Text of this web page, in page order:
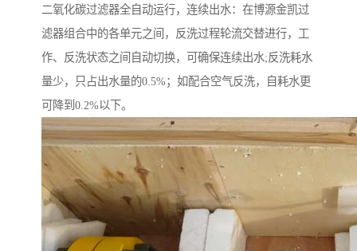
二氧化碳过滤器全自动运行，连续出水：在博源金凯过
滤器组合中的各单元之间，反洗过程轮流交替进行，工
作、反洗状态之间自动切换，可确保连续出水;反洗耗水
量少，只占出水量的0.5%；如配合空气反洗，自耗水更
可降到0.2%以下。